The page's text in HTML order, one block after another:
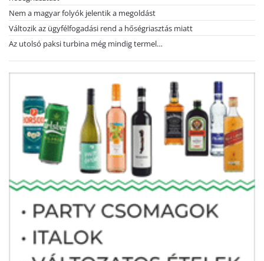
Nem a magyar folyók jelentik a megoldást
Változik az ügyfélfogadási rend a hőségriasztás miatt
Az utolsó paksi turbina még mindig termel…